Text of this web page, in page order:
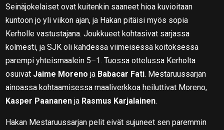
Seinäjokelaiset ovat kuitenkin saaneet hioa kuvioitaan
kuntoon jo yli viikon ajan, ja Hakan pitäisi myös sopia
Kerholle vastustajana. Joukkueet kohtasivat sarjassa
kolmesti, ja SJK oli kahdessa viimeisessä koitoksessa
parempi yhteismaalein 5–1. Tuossa ottelussa Kerholta
osuivat Jaime Morenoja Babacar Fati. Mestaruussarjan
ainoassa kohtaamisessa maaliverkkoa heiluttivat Moreno,
Kasper Paananenja Rasmus Karjalainen.
Hakan Mestaruussarjan pelit eivät sujuneet sen paremmin